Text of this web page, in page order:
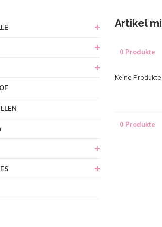
Artikel
0 Produkte
Keine Produkte
0 Produkte